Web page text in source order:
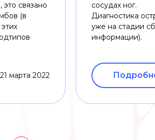
связано
(в
21 марта 2022
сосудах ног.
Диагностика
уже на стадии
информации).